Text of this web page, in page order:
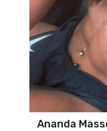
Ananda